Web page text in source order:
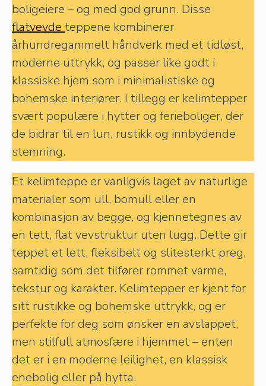
boligeiere – og med god grunn. Disse
flatvevde teppene kombinerer
århundregammelt håndverk med et tidløst,
moderne uttrykk, og passer like godt i
klassiske hjem som i minimalistiske og
bohemske interiører. I tillegg er kelimtepper
svært populære i hytter og ferieboliger, der
de bidrar til en lun, rustikk og innbydende
stemning.
Et kelimteppe er vanligvis laget av naturlige
materialer som ull, bomull eller en
kombinasjon av begge, og kjennetegnes av
en tett, flat vevstruktur uten lugg. Dette gir
teppet et lett, fleksibelt og slitesterkt preg,
samtidig som det tilfører rommet varme,
tekstur og karakter. Kelimtepper er kjent for
sitt rustikke og bohemske uttrykk, og er
perfekte for deg som ønsker en avslappet,
men stilfull atmosfære i hjemmet – enten
det er i en moderne leilighet, en klassisk
enebolig eller på hytta.